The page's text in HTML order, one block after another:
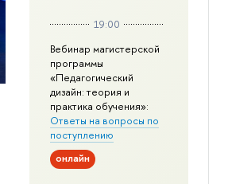
19:00
Вебинар магистерской
программы
«Педагогический
дизайн: теория и
практика обучения»:
Ответы на вопросы по
поступлению
онлайн